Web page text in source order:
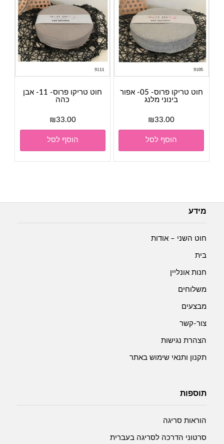
חוט טריקו פרוס- 05- אפור
בינוני מלנג
₪33.00
הוסף לסל
חוט טריקו פרוס- 11- אבן
כהה
₪33.00
הוסף לסל
מידע
חוט השני – אודות
בית
חנות אונליין
משלוחים
מבצעים
צור-קשר
הצהרת נגישות
תקנון ותנאי שימוש באתר
תוספות
הוראות סריגה
סרטוני הדרכה לסריגה בעברית